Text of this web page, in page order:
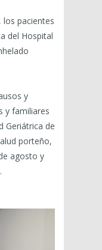
los pacientes
del Hospital
y
y familiares
Geriátrica de
porteño,
agosto y